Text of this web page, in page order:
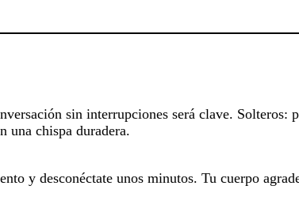
sin interrupciones será clave. Solteros:
una chispa duradera.
y desconéctate unos minutos. Tu cuerpo